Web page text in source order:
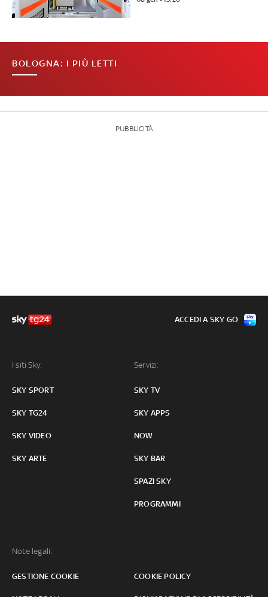
BOLOGNA: I PIÙ LETTI
PUBBLICITÀ
I siti Sky:
SKY SPORT
SKY TG24
SKY VIDEO
SKY ARTE
Servizi:
SKY TV
SKY APPS
NOW
SKY BAR
SPAZI SKY
PROGRAMMI
Note legali:
GESTIONE COOKIE COOKIE POLICY
ACCEDI A SKY GO